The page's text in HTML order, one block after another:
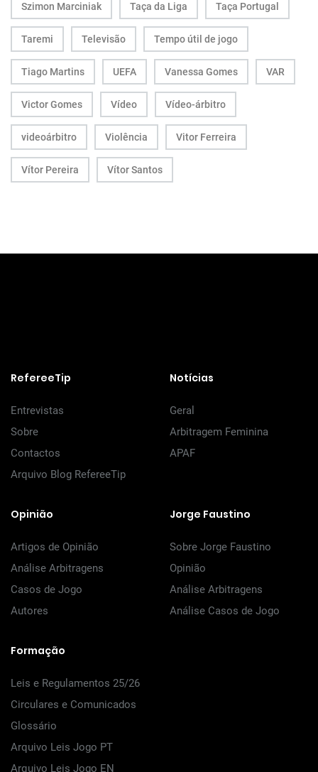
Szimon Marciniak Taça da Liga Taça Portugal
Taremi Televisão Tempo útil de jogo
Tiago Martins UEFA Vanessa Gomes VAR
Victor Gomes Vídeo Vídeo-árbitro
videoárbitro Violência Vitor Ferreira
Vítor Pereira Vítor Santos
RefereeTip
Entrevistas
Sobre
Contactos
Arquivo Blog RefereeTip
Notícias
Geral
Arbitragem Feminina
APAF
Opinião
Artigos de Opinião
Análise Arbitragens
Casos de Jogo
Autores
Jorge Faustino
Sobre Jorge Faustino
Opinião
Análise Arbitragens
Análise Casos de Jogo
Formação
Leis e Regulamentos 25/26
Circulares e Comunicados
Glossário
Arquivo Leis Jogo PT
Arquivo Leis Jogo EN